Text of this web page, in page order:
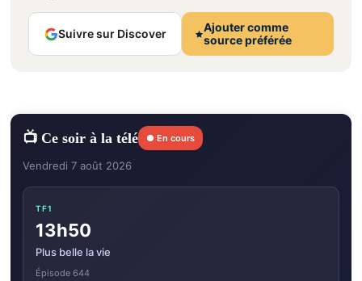
Suivre sur Discover
Ajouter comme
source préférée
📺 Ce soir à la télé ● En cours
Vendredi 7 août 2026
TF1
13h50
Plus belle la vie
Épisode 644